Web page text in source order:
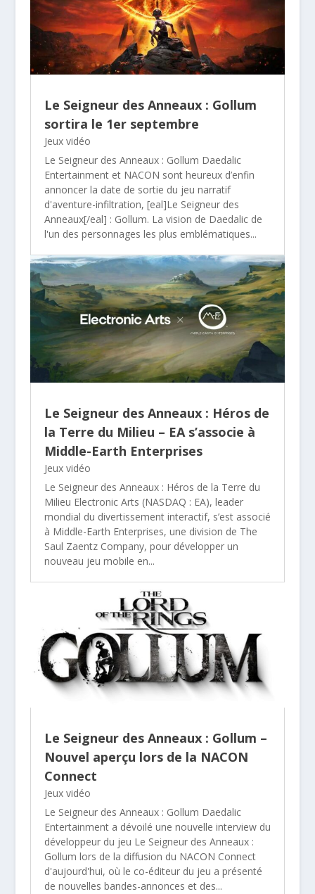
Le Seigneur des Anneaux : Gollum
sortira le 1er septembre
Jeux vidéo
Le Seigneur des Anneaux : Gollum Daedalic
Entertainment et NACON sont heureux d’enfin
annoncer la date de sortie du jeu narratif
d'aventure-infiltration, [eal]Le Seigneur des
Anneaux[/eal] : Gollum. La vision de Daedalic de
l'un des personnages les plus emblématiques...
Le Seigneur des Anneaux : Héros de
la Terre du Milieu – EA s’associe à
Middle-Earth Enterprises
Jeux vidéo
Le Seigneur des Anneaux : Héros de la Terre du
Milieu Electronic Arts (NASDAQ : EA), leader
mondial du divertissement interactif, s’est associé
à Middle-Earth Enterprises, une division de The
Saul Zaentz Company, pour développer un
nouveau jeu mobile en...
Le Seigneur des Anneaux : Gollum –
Nouvel aperçu lors de la NACON
Connect
Jeux vidéo
Le Seigneur des Anneaux : Gollum Daedalic
Entertainment a dévoilé une nouvelle interview du
développeur du jeu Le Seigneur des Anneaux :
Gollum lors de la diffusion du NACON Connect
d'aujourd'hui, où le co-éditeur du jeu a présenté
de nouvelles bandes-annonces et des...